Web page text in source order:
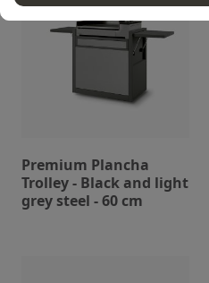
Premium Plancha
Trolley - Black and light
grey steel - 60 cm